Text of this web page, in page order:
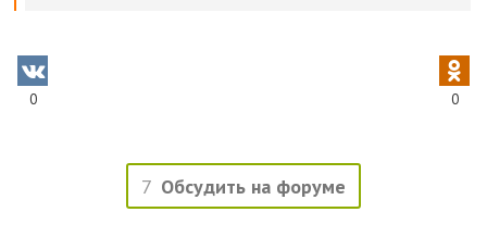
0 0
7 Обсудить на форуме